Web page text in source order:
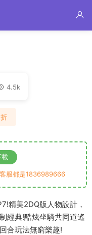
4.5k
載
服都是1836989666
精美2DQ版人物設計，
經典!酷炫坐騎共同道遙
合玩法無窮樂趣!